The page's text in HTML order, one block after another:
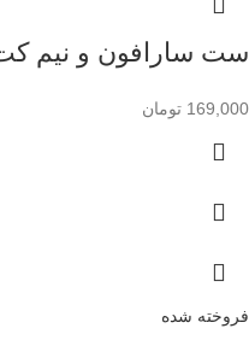
ست سارافون و نیم
169,000 تومان
فروخته شده